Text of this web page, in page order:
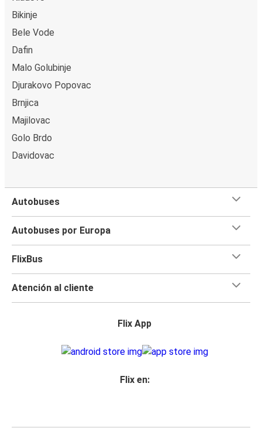
Bikinje
Bele Vode
Dafin
Malo Golubinje
Djurakovo Popovac
Brnjica
Majilovac
Golo Brdo
Davidovac
Autobuses
Autobuses por Europa
FlixBus
Atención al cliente
Flix App
Flix en: